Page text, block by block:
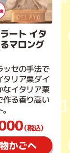
ート イタ
マロング
ッセの手法で
タリア栗ダイ
なイタリア栗
作る香り高い
（税込）
かごへ